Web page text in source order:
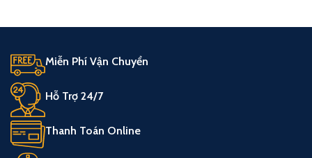
Miễn Phí Vận Chuyển
Hỗ Trợ 24/7
Thanh Toán Online